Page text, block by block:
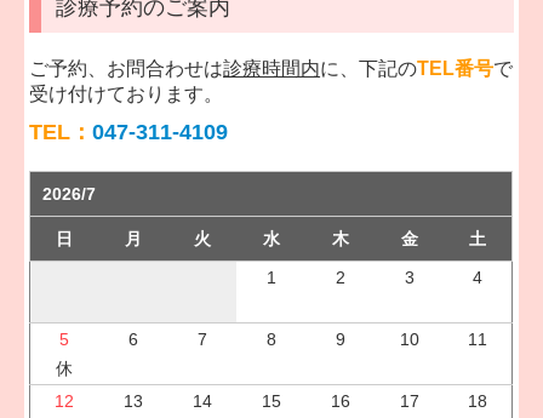
診療予約のご案内
ご予約、お問合わせは診療時間内に、下記のTEL番号で
受け付けております。
TEL：047-311-4109
2026/7
日 月 火 水 木 金
土
1
2 3 4
5
休
6 7 8 9 10 11
12
13 14 15 16 17 18